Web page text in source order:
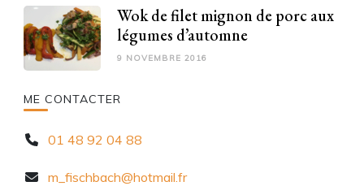
Wok de filet mignon de porc aux
légumes d’automne
9 NOVEMBRE 2016
ME CONTACTER
01 48 92 04 88
m_fischbach@hotmail.fr